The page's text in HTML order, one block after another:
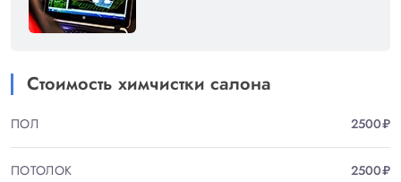
Стоимость химчистки салона
ПОЛ 2500₽
ПОТОЛОК 2500₽